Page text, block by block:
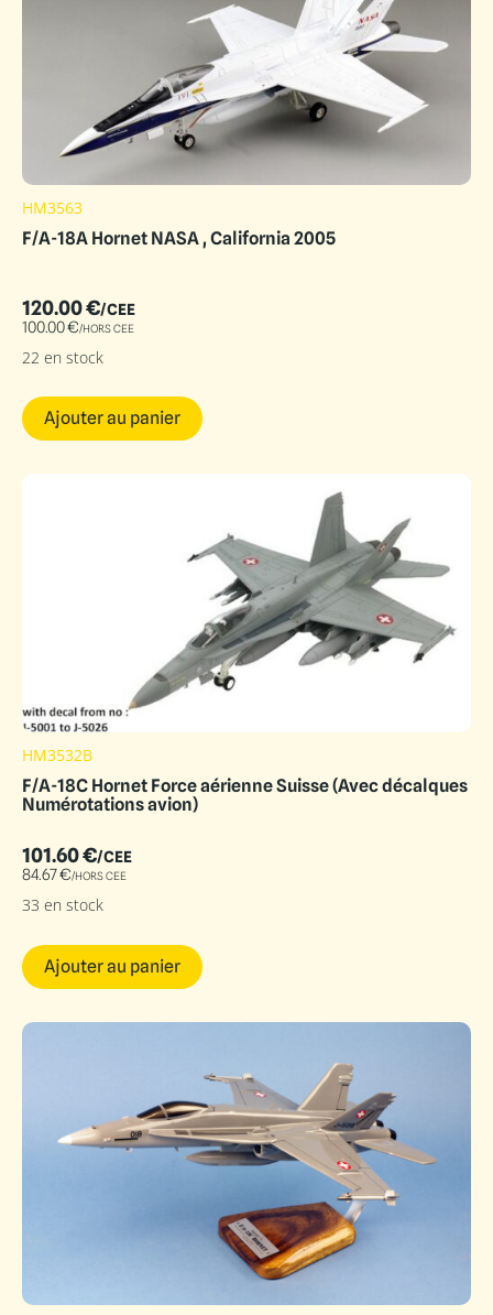
HM3563
F/A-18A Hornet NASA , California 2005
120.00€/CEE
100.00€/HORS CEE
22 en stock
Ajouter au panier
HM3532B
F/A-18C Hornet Force aérienne Suisse (Avec décalques
Numérotations avion)
101.60€/CEE
84.67€/HORS CEE
33 en stock
Ajouter au panier